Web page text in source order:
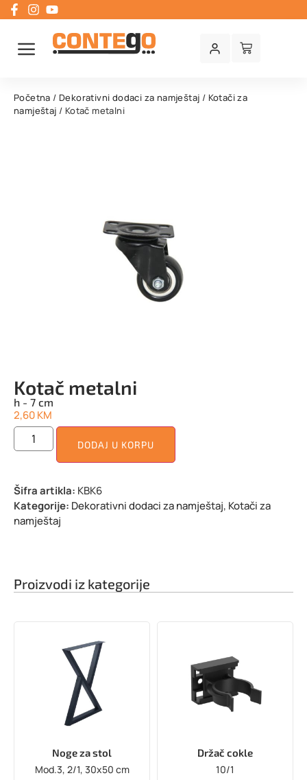
Početna / Dekorativni dodaci za namještaj / Kotači za
namještaj / Kotač metalni
Kotač metalni
h - 7 cm
2,60KM
DODAJ U KORPU
Šifra artikla: KBK6
Kategorije: Dekorativni dodaci za namještaj, Kotači za
namještaj
Proizvodi iz kategorije
Noge za stol
Mod.3, 2/1, 30x50 cm
Držač cokle
10/1